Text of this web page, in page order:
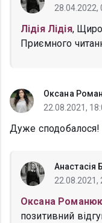
28.04.2022,
Лідія Лідія, Щиро
Приємного
Оксана
22.08.2021,
Дуже
Анастасія
22.08.2021,
Оксана
позитивний